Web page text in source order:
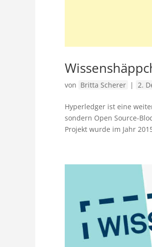
von Britta Scherer | 2.
Hyperledger ist eine
sondern Open Source-
Projekt wurde im Jahr